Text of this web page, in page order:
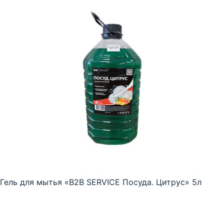
Гель для мытья «B2B SERVICE Посуда. Цитрус» 5л